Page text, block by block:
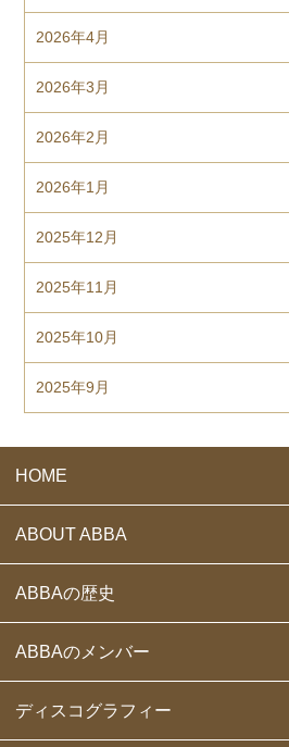
2026年4月
2026年3月
2026年2月
2026年1月
2025年12月
2025年11月
2025年10月
2025年9月
HOME
ABOUT ABBA
ABBAの歴史
ABBAのメンバー
ディスコグラフィー